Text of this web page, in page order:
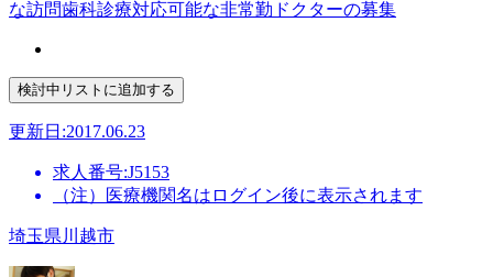
な訪問歯科診療対応可能な非常勤ドクターの募集
更新日:2017.06.23
求人番号:J5153
（注）医療機関名はログイン後に表示されます
埼玉県川越市